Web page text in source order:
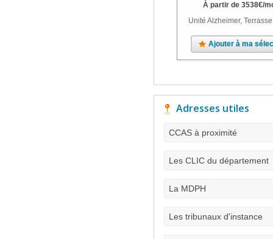
À partir de 3538€/
Unité Alzheimer,
Ajouter à ma
Adresses utiles
CCAS à proximité
Les CLIC du département
La MDPH
Les tribunaux d'instance